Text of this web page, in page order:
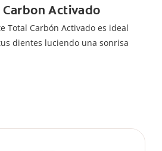
Carbon Activado
Total Carbón Activado es ideal
dientes luciendo una sonrisa